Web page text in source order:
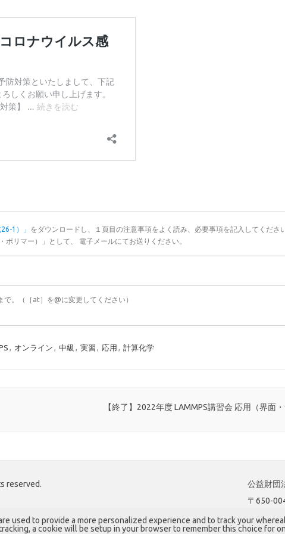
1）」 をダウンロードし、１頁目の注意事項をよく読み、必要事項を記入してくださ
リマー）」として、 電子メールにてお送りください。
。（［at］を@に変更してください）
, オンライン , 中級 , 実習 , 応用 , 計算化学
【終了】2022年度 LAMMPS講習会 応用（界面
reserved.
公益財団
〒650-
used to provide a more personalized experience and to track your
a cookie will be setup in your browser to remember this choice for